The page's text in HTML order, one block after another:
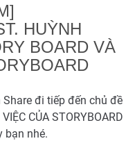
HUỲNH
BOARD VÀ
đi tiếp đến chủ đề
CỦA STORYBOARD
bạn nhé.